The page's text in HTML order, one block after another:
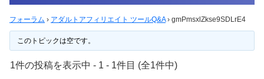
フォーラム › アダルトアフィリエイト ツールQ&A › gmPmsxlZkse9SDLrE4
このトピックは空です。
1件の投稿を表示中 - 1 - 1件目 (全1件中)